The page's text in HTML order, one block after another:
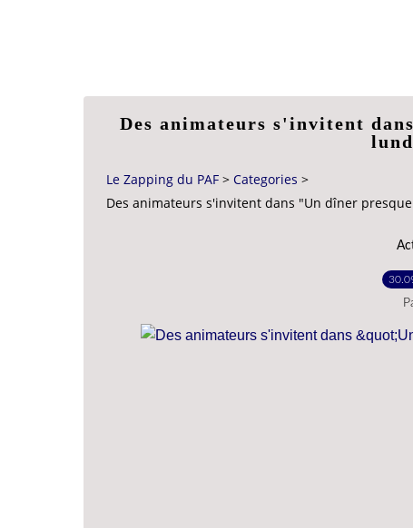
Des animateurs s'invitent
Le Zapping du PAF > Categories >
Des animateurs s'invitent dans "Un dîner